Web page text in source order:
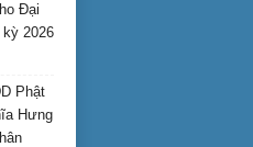
Đại
2026
Phật
Hưng